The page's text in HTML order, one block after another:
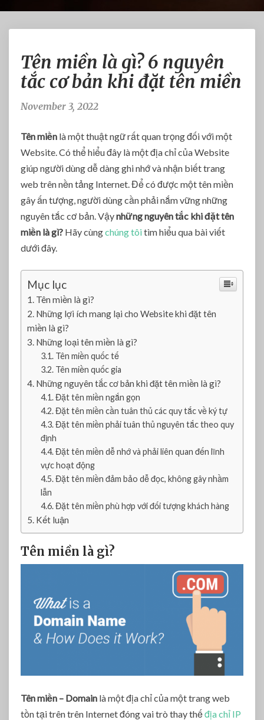
ê
n
m
l
à
g
?
6
n
g
ê
c
ơ
n
k
h
i
ặ
t
n
Tên miền là gì? 6 nguyên
tắc cơ bản khi đặt tên miền
November 3, 2022
Tên miền là một thuật ngữ rất quan trọng đối với một
Website. Có thể hiểu đây là một địa chỉ của Website
giúp người dùng dễ dàng ghi nhớ và nhận biết trang
web trên nền tảng Internet. Để có được một tên miền
gây ấn tượng, người dùng cần phải nắm vững những
nguyên tắc cơ bản. Vậynhững nguyên tắc khi đặt tên
miền là gì? Hãy cùngchúng tôitìm hiểu qua bài viết
dưới đây.
Mục lục
Tên miền là gì?
Những lợi ích mang lại cho Website khi đặt tên
miền là gì?
Những loại tên miền là gì?
Tên miền quốc tế
Tên miền quốc gia
Những nguyên tắc cơ bản khi đặt tên miền là gì?
Đặt tên miền ngắn gọn
Đặt tên miền cần tuân thủ các quy tắc về ký tự
Đặt tên miền phải tuân thủ nguyên tắc theo quy
định
Đặt tên miền dễ nhớ và phải liên quan đến lĩnh
vực hoạt động
Đặt tên miền đảm bảo dễ đọc, không gây nhầm
lẫn
Đặt tên miền phù hợp với đối tượng khách hàng
Kết luận
Tên miền là gì?
Tên miền – Domain là một địa chỉ của một trang web
tồn tại trên trên Internet đóng vai trò thay thếđịa chỉ IP